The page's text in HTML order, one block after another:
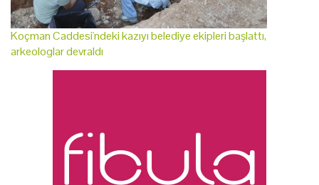
Koçman Caddesi'ndeki kazıyı belediye ekipleri başlattı,
arkeologlar devraldı